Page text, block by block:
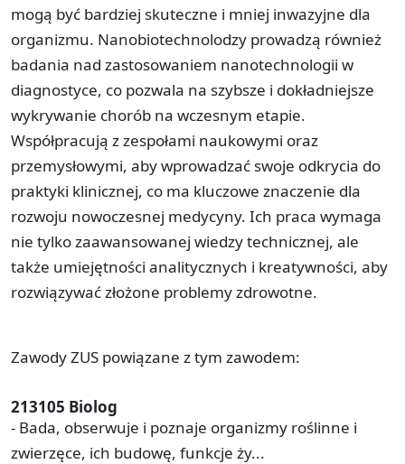
mogą być bardziej skuteczne i mniej inwazyjne dla
organizmu. Nanobiotechnolodzy prowadzą również
badania nad zastosowaniem nanotechnologii w
diagnostyce, co pozwala na szybsze i dokładniejsze
wykrywanie chorób na wczesnym etapie.
Współpracują z zespołami naukowymi oraz
przemysłowymi, aby wprowadzać swoje odkrycia do
praktyki klinicznej, co ma kluczowe znaczenie dla
rozwoju nowoczesnej medycyny. Ich praca wymaga
nie tylko zaawansowanej wiedzy technicznej, ale
także umiejętności analitycznych i kreatywności, aby
rozwiązywać złożone problemy zdrowotne.
Zawody ZUS powiązane z tym zawodem:
213105 Biolog
- Bada, obserwuje i poznaje organizmy roślinne i
zwierzęce, ich budowę, funkcje ży...